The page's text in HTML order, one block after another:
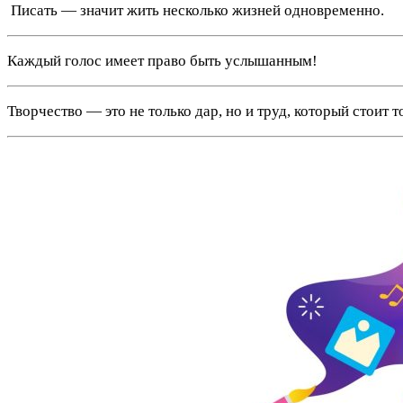
️ Писать — значит жить несколько жизней одновременно.
Каждый голос имеет право быть услышанным!
Творчество — это не только дар, но и труд, который стоит